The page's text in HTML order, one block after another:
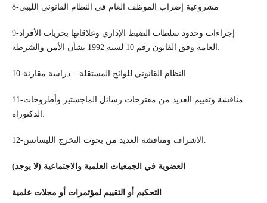
8-مشروعية إضراب الموظف العام في النظام القانوني الليبي
9-إجراءات وحدود سلطات الضبط الإداري وعلاقاتها بحريات الأفراد
11-مناقشة وتقييم العديد من مقترحات رسائل الماجستير وأطروحات
العضوية في الجمعيات العلمية والاجتماعية (لا يوجد)
التحكيم أو التقييم لمؤتمرات أو مجلات علمية